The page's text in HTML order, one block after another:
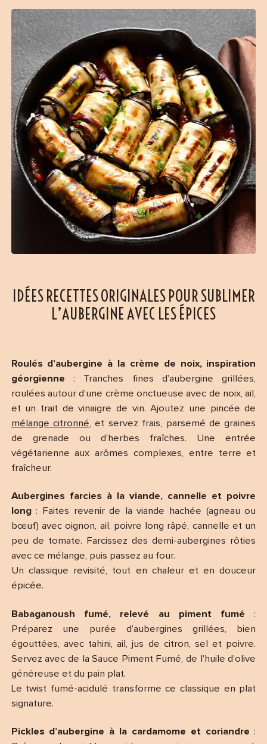
IDÉES RECETTES ORIGINALES POUR SUBLIMER
L’AUBERGINE AVEC LES ÉPICES
Roulés d’aubergine à la crème de noix, inspiration
géorgienne : Tranches fines d’aubergine grillées,
roulées autour d’une crème onctueuse avec de noix, ail,
et un trait de vinaigre de vin. Ajoutez une pincée de
mélange citronné, et servez frais, parsemé de graines
de grenade ou d’herbes fraîches. Une entrée
végétarienne aux arômes complexes, entre terre et
fraîcheur.
Aubergines farcies à la viande, cannelle et poivre
long: Faites revenir de la viande hachée (agneau ou
bœuf) avec oignon, ail, poivre long râpé, cannelle et un
peu de tomate. Farcissez des demi-aubergines rôties
avec ce mélange, puis passez au four.
Un classique revisité, tout en chaleur et en douceur
épicée.
Babaganoush fumé, relevé au piment fumé :
Préparez une purée d’aubergines grillées, bien
égouttées, avec tahini, ail, jus de citron, sel et poivre.
Servez avec de la Sauce Piment Fumé, de l’huile d’olive
généreuse et du pain plat.
Le twist fumé-acidulé transforme ce classique en plat
signature.
Pickles d’aubergine à la cardamome et coriandre :